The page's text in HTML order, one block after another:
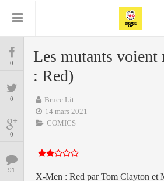
COMICS
MANGAS
BD
ENCYCLOPEGEEK
0
0
0
91
Les mutants voient
: Red)
Bruce Lit
14 mars 2021
COMICS
X-Men : Red par Tom Clayton et
Comics
Daredevil
Delcourt
Encyclopegeek
Replay
Glénat Graphic Novel
Independants JB Vu Van
Nguyen
Marvel Mattie boy
Panini Patrick Faivre Presse